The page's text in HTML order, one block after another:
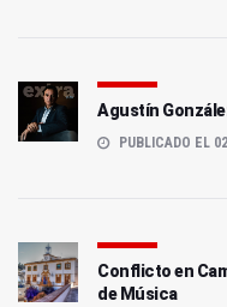
Agustín
PUBLICADO EL
Conflicto en
de Música